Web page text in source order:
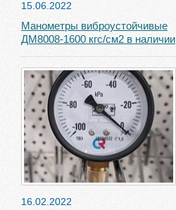
15.06.2022
Манометры виброустойчивые
ДМ8008-1600 кгс/см2 в наличии
16.02.2022